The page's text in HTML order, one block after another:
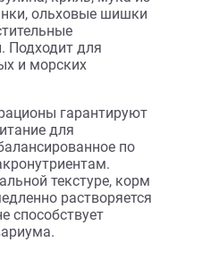
и крапиву, которые
креветкам. Не
— выпускает
без
и искусственных
формула
гранулам долго
форму, пока креветки
до остатка. В
криль, мука из